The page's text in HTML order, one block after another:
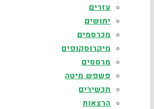
עזרים
יתושים
מכרסמים
מיקרוסקופים
מרססים
פשפש מיטה
תכשירים
הרצאות